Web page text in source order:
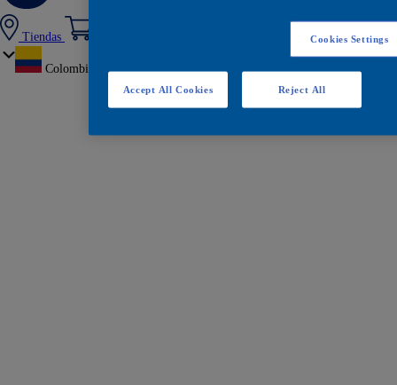
Tiendas
Colombia
Cookies Settings
Reject All
Accept All Cookies